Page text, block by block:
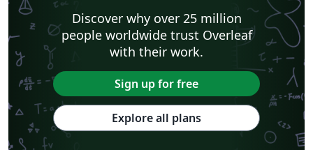
Discover why over 25 million
people worldwide trust Overleaf
with their work.
Sign up for free
Explore all plans